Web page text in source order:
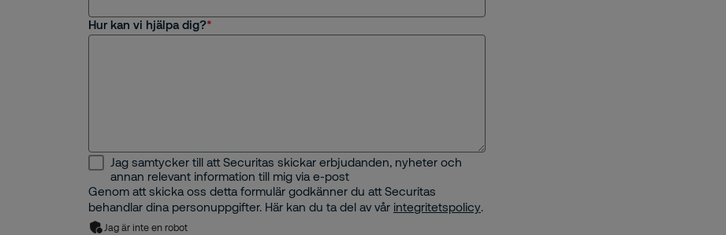
Hur kan vi hjälpa dig?
Jag samtycker till att Securitas skickar erbjudanden, nyheter och
annan relevant information till mig via e-post
Genom att skicka oss detta formulär godkänner du att Securitas
behandlar dina personuppgifter. Här kan du ta del av vår integritetspolicy.
Jag är inte en robot